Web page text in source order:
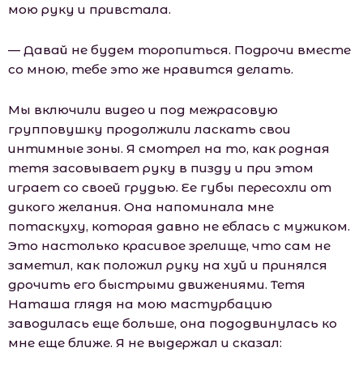
мою руку и привстала.
— Давай не будем торопиться. Подрочи вместе
со мною, тебе это же нравится делать.
Мы включили видео и под межрасовую
групповушку продолжили ласкать свои
интимные зоны. Я смотрел на то, как родная
тетя засовывает руку в пизду и при этом
играет со своей грудью. Ее губы пересохли от
дикого желания. Она напоминала мне
потаскуху, которая давно не еблась с мужиком.
Это настолько красивое зрелище, что сам не
заметил, как положил руку на хуй и принялся
дрочить его быстрыми движениями. Тетя
Наташа глядя на мою мастурбацию
заводилась еще больше, она пододвинулась ко
мне еще ближе. Я не выдержал и сказал: